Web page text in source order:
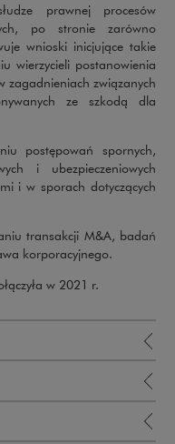
prawnej procesów
po stronie zarówno
wnioski inicjujące takie
wierzycieli postanowienia
zagadnieniach związanych
ze szkodą dla
postępowań spornych,
i ubezpieczeniowych
i w sporach dotyczących
transakcji M&A, badań
korporacyjnego.
w 2021 r.